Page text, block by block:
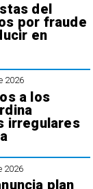
del
por fraude
en
2026
a los
irregulares
2026
plan